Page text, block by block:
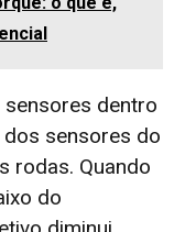
sensores dentro
sensores do
rodas. Quando
do